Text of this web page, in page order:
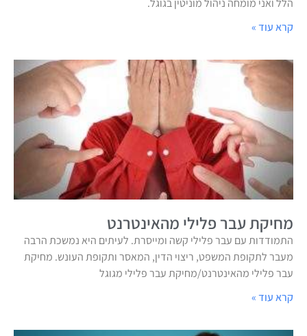
הלל ואני מומחה ניהול מוניטין בגוגל.
קרא עוד »
מחיקת עבר פלילי מהאינטרנט
התמודדות עם עבר פלילי קשה ומייסרת. לעיתים היא נמשכת הרבה
מעבר לתקופת המשפט, ריצוי הדין, המאסר ותקופת העונש. מחיקת
עבר פלילי מהאינטרנט/מחיקת עבר פלילי מגוגל
קרא עוד »